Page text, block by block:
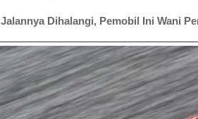
Jalannya Dihalangi, Pemobil Ini Wani